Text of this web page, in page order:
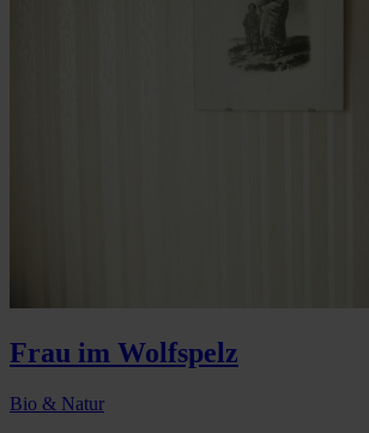
Frau im Wolfspelz
Bio & Natur